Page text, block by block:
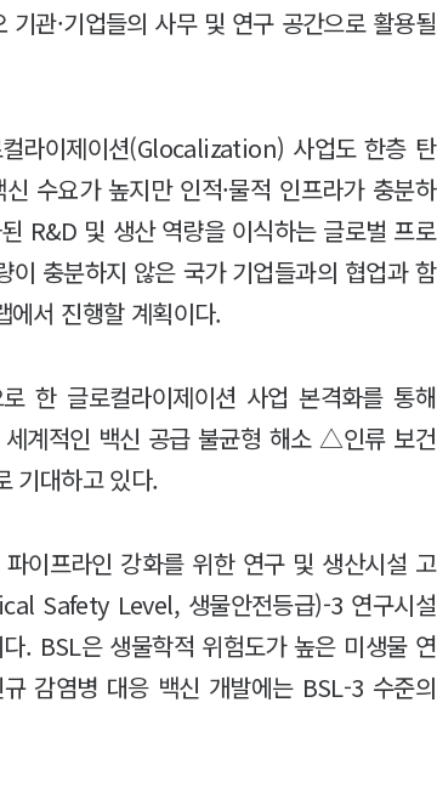
관·기업들의 사무 및 연구 공간으로 활용될
라이제이션(Glocalization) 사업도 한층 탄
수요가 높지만 인적·물적 인프라가 충분하
R&D 및 생산 역량을 이식하는 글로벌 프로
충분하지 않은 국가 기업들과의 협업과 함
서 진행할 계획이다.
한 글로컬라이제이션 사업 본격화를 통해
계적인 백신 공급 불균형 해소 △인류 보건
기대하고 있다.
이프라인 강화를 위한 연구 및 생산시설 고
Safety Level, 생물안전등급)-3 연구시설
. BSL은 생물학적 위험도가 높은 미생물 연
감염병 대응 백신 개발에는 BSL-3 수준의